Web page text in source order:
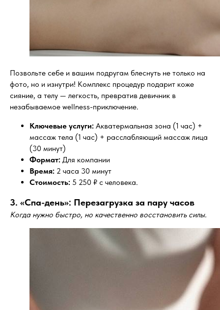
Позвольте себе и вашим подругам блеснуть не только на
фото, но и изнутри! Комплекс процедур подарит коже
сияние, а телу — легкость, превратив девичник в
незабываемое wellness-приключение.
Ключевые услуги: Акватермальная зона (1 час) +
массаж тела (1 час) + расслабляющий массаж лица
(30 минут)
Формат: Для компании
Время: 2 часа 30 минут
Стоимость: 5 250 ₽ с человека.
3. «Спа-день»: Перезагрузка за пару часов
Когда нужно быстро, но качественно восстановить силы.